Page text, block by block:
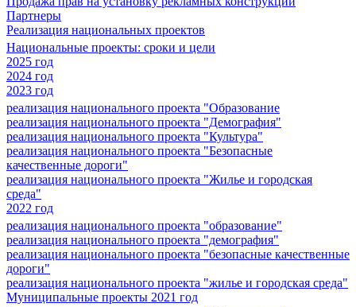
Партнеры
Реализация национальных проектов
Национальные проекты: сроки и цели
2025 год
2024 год
2023 год
реализация национального проекта "Образование
реализация национального проекта "Демография"
реализация национального проекта "Культура"
реализация национального проекта "Безопасные
качественные дороги"
реализация национального проекта "Жилье и городская
среда"
2022 год
реализация национального проекта "образование"
реализация национального проекта "демография"
реализация национального проекта "безопасные качественные
дороги"
реализация национального проекта "жилье и городская среда"
Муниципальные проекты 2021 год